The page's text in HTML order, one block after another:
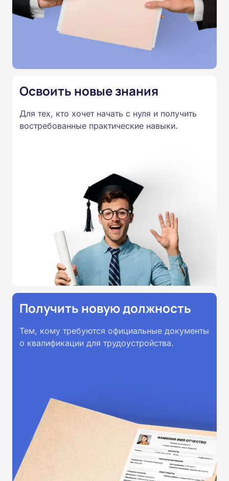
Освоить новые знания
Для тех, кто хочет начать с нуля и получить
востребованные практические навыки.
Получить новую должность
Тем, кому требуются официальные документы
о квалификации для трудоустройства.